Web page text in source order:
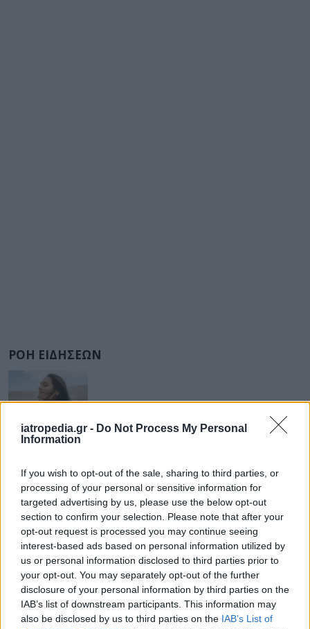
iatropedia.gr - Do Not Process My Personal
Information
If you wish to opt-out of the sale, sharing to third parties, or
processing of your personal or sensitive information for
targeted advertising by us, please use the below opt-out
section to confirm your selection. Please note that after your
opt-out request is processed you may continue seeing
interest-based ads based on personal information utilized by
us or personal information disclosed to third parties prior to
your opt-out. You may separately opt-out of the further
disclosure of your personal information by third parties on the
IAB’s list of downstream participants. This information may
also be disclosed by us to third parties on the IAB’s List of
ΡΟΗ ΕΙΔΗΣΕΩΝ
ΟΜΟΡΦΙΑ 06 Αυγούστου 2026 11:39
ΕΙΔΗΣΕΙΣ 06 Αυγούστου 2026 10:46
Νοσοκομείο Νίκαιας: Καταγγελίες εργαζομένων για
απευθείας ανάθεση στην καθαριότητα